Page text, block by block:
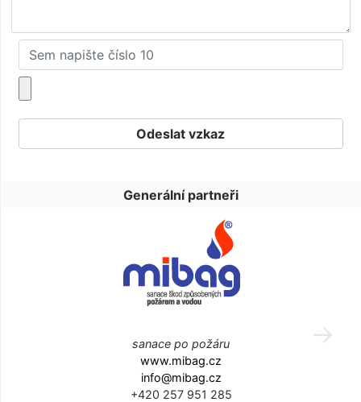
Generální partneři
sanace po požáru
www.mibag.cz
info@mibag.cz
+420 257 951 285